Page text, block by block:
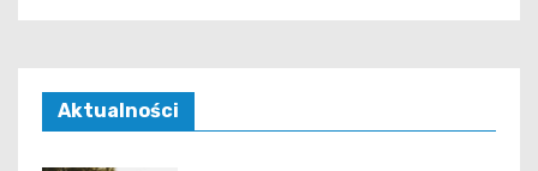
Aktualności